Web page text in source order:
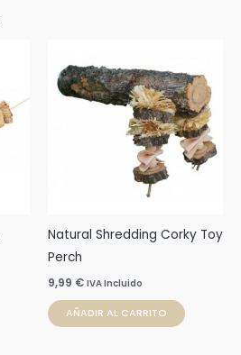
Natural Shredding Corky Toy
Perch
9,99 € IVA Incluido
AÑADIR AL CARRITO